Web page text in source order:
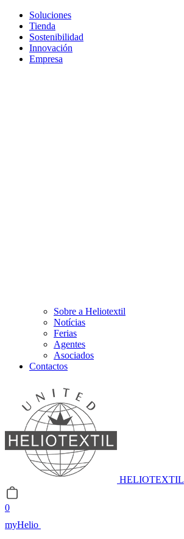
Soluciones
Tienda
Sostenibilidad
Innovación
Empresa
Sobre a Heliotextil
Notícias
Ferias
Agentes
Asociados
Contactos
HELIOTEXTIL
0
myHelio